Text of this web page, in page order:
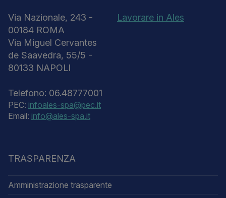
Via Nazionale, 243 -
00184 ROMA
Via Miguel Cervantes
de Saavedra, 55/5 -
80133 NAPOLI
Telefono: 06.48777001
PEC: infoales-spa@pec.it
Email: info@ales-spa.it
Lavorare in Ales
TRASPARENZA
Amministrazione trasparente